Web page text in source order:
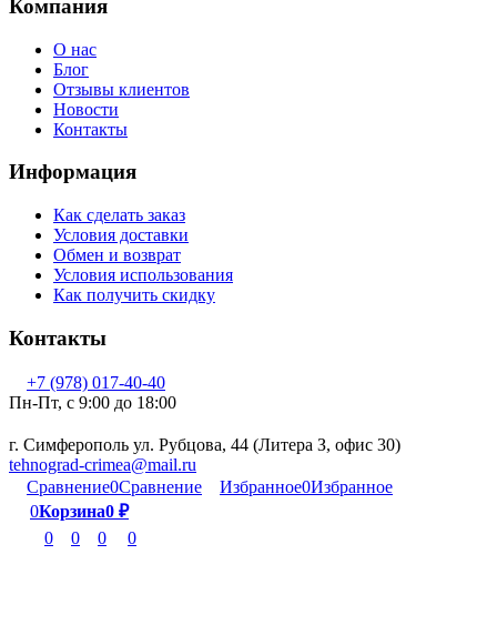
Компания
О нас
Блог
Отзывы клиентов
Новости
Контакты
Информация
Как сделать заказ
Условия доставки
Обмен и возврат
Условия использования
Как получить скидку
Контакты
+7 (978) 017-40-40
Пн-Пт, c 9:00 до 18:00
г. Симферополь ул. Рубцова, 44 (Литера З, офис 30)
tehnograd-crimea@mail.ru
Сравнение0Сравнение Избранное0Избранное
0Корзина0 ₽
0
0 0 0